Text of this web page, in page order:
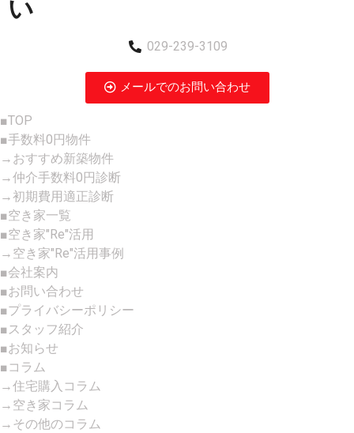
い
029-239-3109
メールでのお問い合わせ
■TOP
■手数料0円物件
→おすすめ新築物件
→仲介手数料0円診断
→初期費用適正診断
■空き家一覧
■空き家"Re"活用
→空き家"Re"活用事例
■会社案内
■お問い合わせ
■プライバシーポリシー
■スタッフ紹介
■お知らせ
■コラム
→住宅購入コラム
→空き家コラム
→その他のコラム